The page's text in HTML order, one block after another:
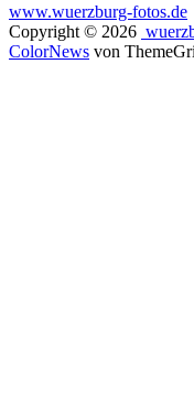
www.wuerzburg-fotos.de
Copyright © 2026
ColorNews von